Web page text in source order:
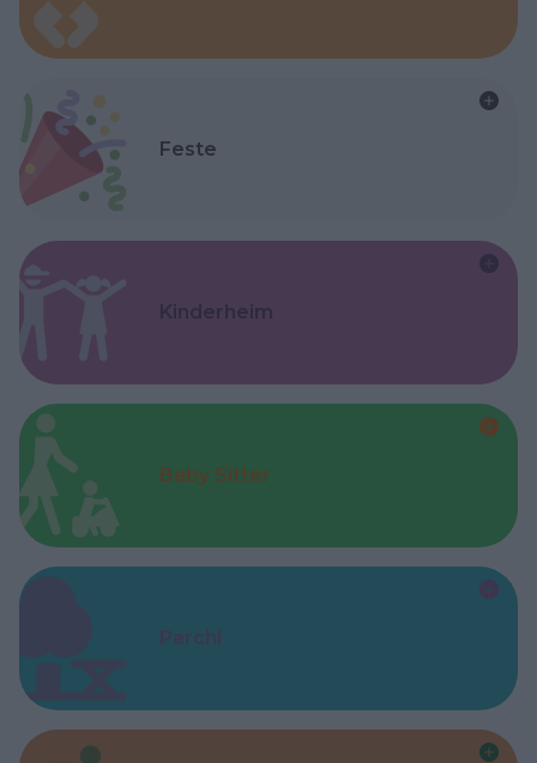
Feste
Kinderheim
Baby Sitter
Parchi